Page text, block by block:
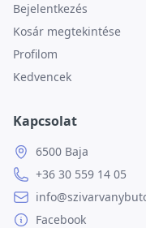
Bejelentkezés
Kosár megtekintése
Profilom
Kedvencek
Kapcsolat
6500 Baja
+36 30 559 14 05
Facebook